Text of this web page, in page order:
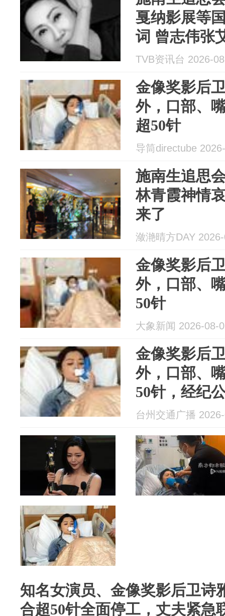
戛纳影展等
词 曾志伟张
TVB资讯台 2026-
金像奖影后
外，口部、
超50针
导筒directube
施南生追思
林青霞神情
来了
潋滟晴方DAY
金像奖影后
外，口部、
50针
大象新闻 2026-08-
金像奖影后
外，口部、
50针，经纪
工”，本人发
台州交通广播
知名女演员、金像奖影后卫诗
合超50针全面停工，丈夫紧急